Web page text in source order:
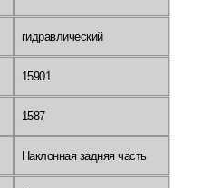
гидравлический
15901
1587
Наклонная задняя часть